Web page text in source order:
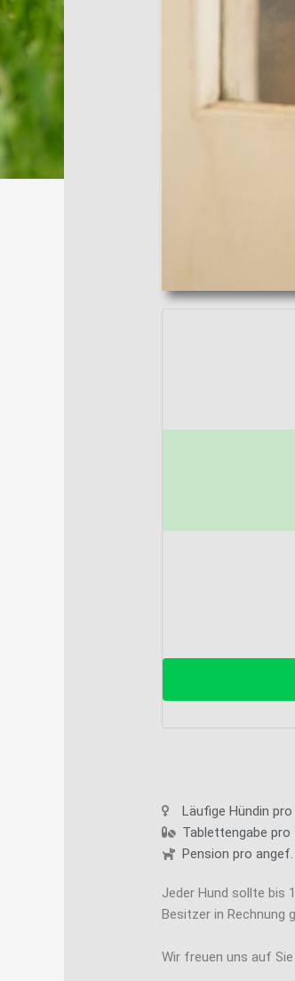
Läufige Hündin pro
Tablettengabe pro
Pension pro angef.
Jeder Hund sollte bis
Besitzer in Rechnung
Wir freuen uns auf